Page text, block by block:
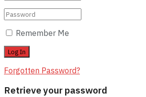
Remember Me
Forgotten Password?
Retrieve your password